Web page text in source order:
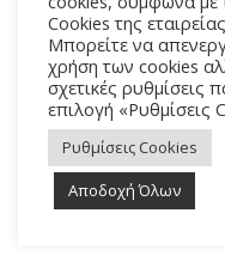
Ⓒ Athens Epidaurus
Cookies της
Μπορείτε να
χρήση των cookies
σχετικές ρυθμίσεις
επιλογή «Ρυθμίσεις
Ρυθμίσεις Cookies
Αποδοχή Όλων